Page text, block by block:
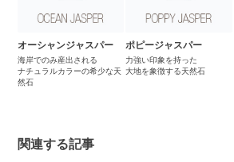
オーシャンジャスパー
海岸でのみ産出される
ナチュラルカラーの希少な天
然石
ポピージャスパー
力強い印象を持った
大地を象徴する天然石
関連する記事